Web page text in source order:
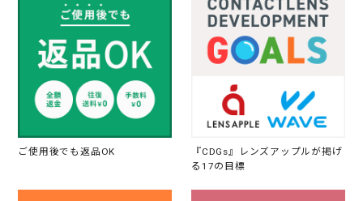
ご使用後でも返品OK
『CDGs』レンズアップルが掲げ
る17の目標